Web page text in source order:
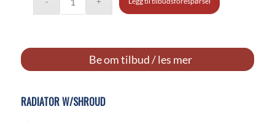
Be om tilbud / les mer
RADIATOR W/SHROUD